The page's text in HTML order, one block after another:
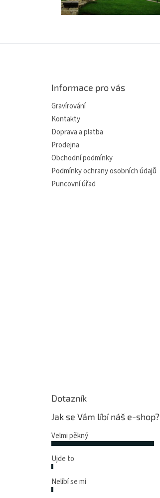
Informace pro vás
Gravírování
Kontakty
Doprava a platba
Prodejna
Obchodní podmínky
Podmínky ochrany osobních údajů
Puncovní úřad
Dotazník
Jak se Vám líbí náš e-shop?
Velmi pěkný
Ujde to
Nelíbí se mi